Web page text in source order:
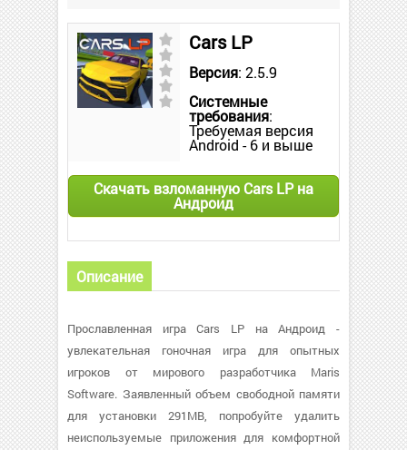
Cars LP
Версия: 2.5.9
Системные
требования:
Требуемая версия
Android - 6 и выше
Скачать взломанную Cars LP на
Андроид
Описание
Прославленная игра Cars LP на Андроид -
увлекательная гоночная игра для опытных
игроков от мирового разработчика Maris
Software. Заявленный объем свободной памяти
для установки 291MB, попробуйте удалить
неиспользуемые приложения для комфортной